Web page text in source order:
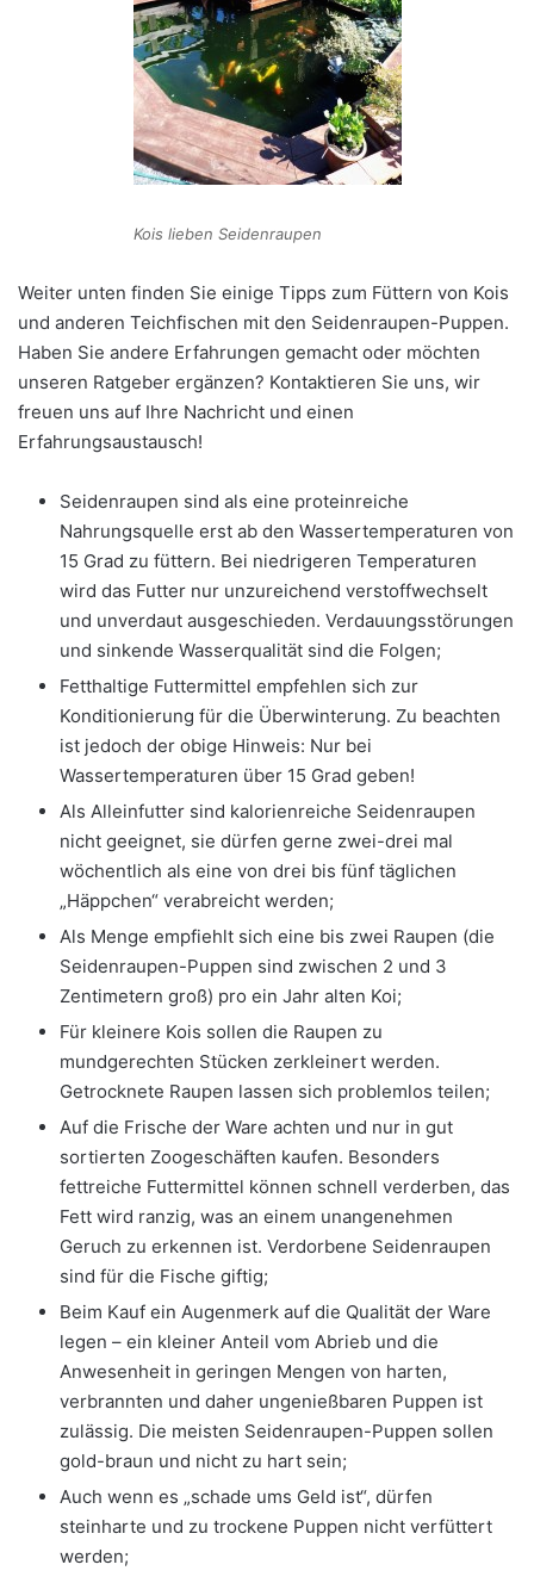
Kois lieben Seidenraupen
Weiter unten finden Sie einige Tipps zum Füttern von Kois
und anderen Teichfischen mit den Seidenraupen-Puppen.
Haben Sie andere Erfahrungen gemacht oder möchten
unseren Ratgeber ergänzen? Kontaktieren Sie uns, wir
freuen uns auf Ihre Nachricht und einen
Erfahrungsaustausch!
Seidenraupen sind als eine proteinreiche
Nahrungsquelle erst ab den Wassertemperaturen von
15 Grad zu füttern. Bei niedrigeren Temperaturen
wird das Futter nur unzureichend verstoffwechselt
und unverdaut ausgeschieden. Verdauungsstörungen
und sinkende Wasserqualität sind die Folgen;
Fetthaltige Futtermittel empfehlen sich zur
Konditionierung für die Überwinterung. Zu beachten
ist jedoch der obige Hinweis: Nur bei
Wassertemperaturen über 15 Grad geben!
Als Alleinfutter sind kalorienreiche Seidenraupen
nicht geeignet, sie dürfen gerne zwei-drei mal
wöchentlich als eine von drei bis fünf täglichen
„Häppchen“ verabreicht werden;
Als Menge empfiehlt sich eine bis zwei Raupen (die
Seidenraupen-Puppen sind zwischen 2 und 3
Zentimetern groß) pro ein Jahr alten Koi;
Für kleinere Kois sollen die Raupen zu
mundgerechten Stücken zerkleinert werden.
Getrocknete Raupen lassen sich problemlos teilen;
Auf die Frische der Ware achten und nur in gut
sortierten Zoogeschäften kaufen. Besonders
fettreiche Futtermittel können schnell verderben, das
Fett wird ranzig, was an einem unangenehmen
Geruch zu erkennen ist. Verdorbene Seidenraupen
sind für die Fische giftig;
Beim Kauf ein Augenmerk auf die Qualität der Ware
legen – ein kleiner Anteil vom Abrieb und die
Anwesenheit in geringen Mengen von harten,
verbrannten und daher ungenießbaren Puppen ist
zulässig. Die meisten Seidenraupen-Puppen sollen
gold-braun und nicht zu hart sein;
Auch wenn es „schade ums Geld ist“, dürfen
steinharte und zu trockene Puppen nicht verfüttert
werden;